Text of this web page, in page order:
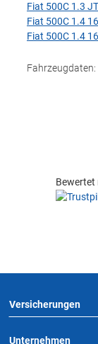
Fiat 500C 1.3
Fiat 500C 1.4
Fiat 500C 1.4
Fahrzeugdaten:
Bewertet
Versicherungen
Unternehmen